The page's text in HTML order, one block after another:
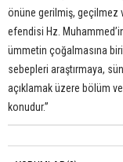
önüne gerilmiş, geçilmez
efendisi Hz.
ümmetin çoğalmasına
sebepleri araştırmaya,
açıklamak üzere bölüm
konudur.”